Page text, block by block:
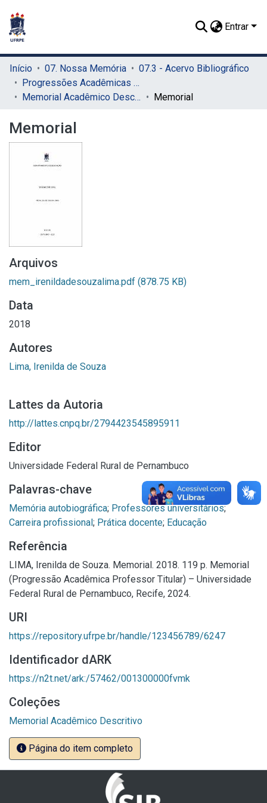
Entrar
Início 07. Nossa Memória
07.3 - Acervo Bibliográfico
Progressões Acadêmicas para Professor Titular
Memorial Acadêmico Descritivo
Memorial
Memorial
Arquivos
mem_irenildadesouzalima.pdf (878.75 KB)
Data
2018
Autores
Lima, Irenilda de Souza
Lattes da Autoria
http://lattes.cnpq.br/2794423545895911
Editor
Universidade Federal Rural de Pernambuco
Palavras-chave
Memória autobiográfica; Professores universitários;
Carreira profissional; Prática docente; Educação
Referência
LIMA, Irenilda de Souza. Memorial. 2018. 119 p. Memorial
(Progressão Acadêmica Professor Titular) – Universidade
Federal Rural de Pernambuco, Recife, 2024.
URI
https://repository.ufrpe.br/handle/123456789/6247
Identificador dARK
https://n2t.net/ark:/57462/001300000fvmk
Coleções
Memorial Acadêmico Descritivo
Página do item completo